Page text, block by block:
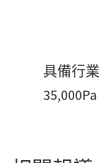
具備行